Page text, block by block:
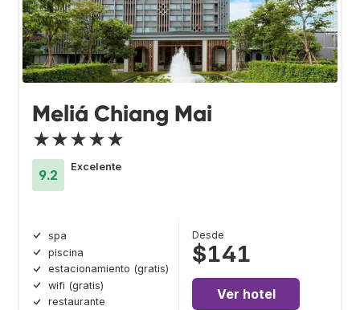
Meliá Chiang Mai
★★★★★
9.2
Excelente
spa
piscina
estacionamiento (gratis)
wifi (gratis)
restaurante
Desde
$141
Ver hotel